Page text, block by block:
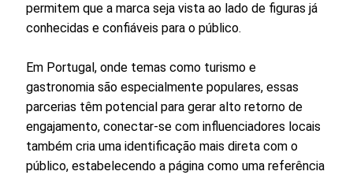
permitem que a marca seja vista ao lado de figuras já
conhecidas e confiáveis para o público.
Em Portugal, onde temas como turismo e
gastronomia são especialmente populares, essas
parcerias têm potencial para gerar alto retorno de
engajamento, conectar-se com influenciadores locais
também cria uma identificação mais direta com o
público, estabelecendo a página como uma referência